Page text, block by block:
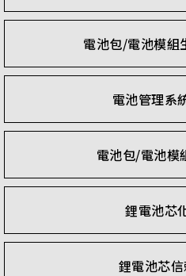
電池包/電池模組
電池管理系
電池包/電池模
鋰電池芯
鋰電池芯